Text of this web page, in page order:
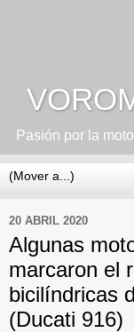
Pasión por la moto
20 ABRIL 2020
Algunas
marcaron el
bicilíndricas
(Ducati 916)